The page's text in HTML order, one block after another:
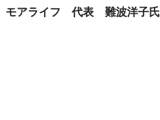
モアライフ 代表 難波洋子氏